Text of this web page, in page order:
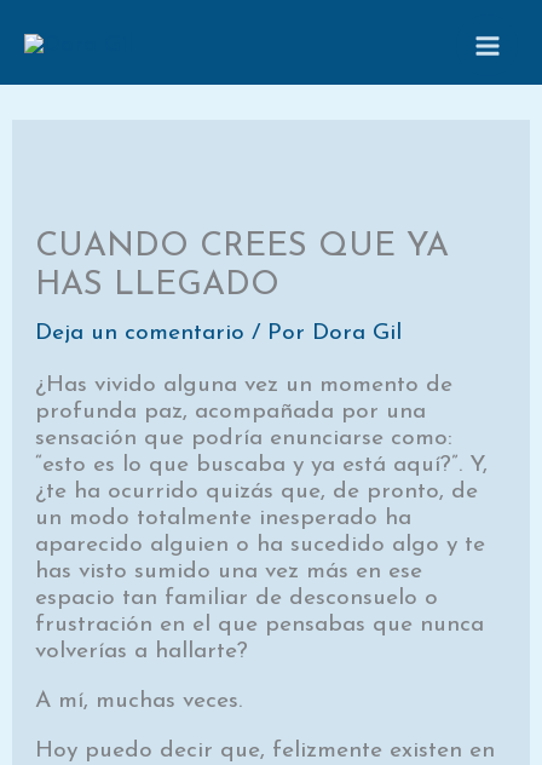
CUANDO CREES QUE YA
HAS LLEGADO
Deja un comentario / Por Dora Gil
¿Has vivido alguna vez un momento de
profunda paz, acompañada por una
sensación que podría enunciarse como:
“esto es lo que buscaba y ya está aquí?”. Y,
¿te ha ocurrido quizás que, de pronto, de
un modo totalmente inesperado ha
aparecido alguien o ha sucedido algo y te
has visto sumido una vez más en ese
espacio tan familiar de desconsuelo o
frustración en el que pensabas que nunca
volverías a hallarte?
A mí, muchas veces.
Hoy puedo decir que, felizmente existen en